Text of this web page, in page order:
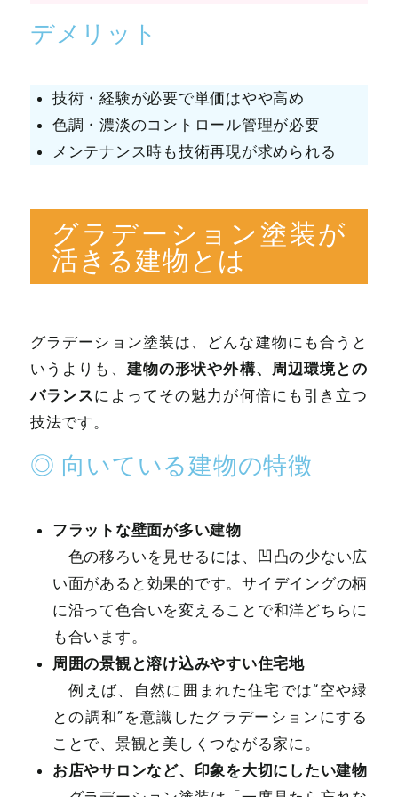
デメリット
技術・経験が必要で単価はやや高め
色調・濃淡のコントロール管理が必要
メンテナンス時も技術再現が求められる
グラデーション塗装が
活きる建物とは
グラデーション塗装は、どんな建物にも合うと
いうよりも、 建物の形状や外構、周辺環境との
バランスによってその魅力が何倍にも引き立つ
技法です。
◎ 向いている建物の特徴
フラットな壁面が多い建物
色の移ろいを見せるには、凹凸の少ない広
い面があると効果的です。サイデイングの柄
に沿って色合いを変えることで和洋どちらに
も合います。
周囲の景観と溶け込みやすい住宅地
例えば、自然に囲まれた住宅では“空や緑
との調和”を意識したグラデーションにする
ことで、景観と美しくつながる家に。
お店やサロンなど、印象を大切にしたい建物